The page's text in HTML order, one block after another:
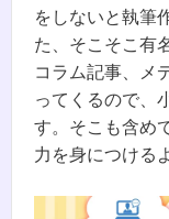
をしないと執筆
た、そこそこ有
コラム記事、メ
ってくるので、
す。そこも含め
力を身につける